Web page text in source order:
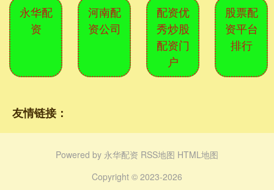
永华配
资
河南配
资公司
配资优
秀炒股
配资门
户
股票配
资平台
排行
友情链接：
Powered by 永华配资 RSS地图 HTML地图
Copyright © 2023-2026